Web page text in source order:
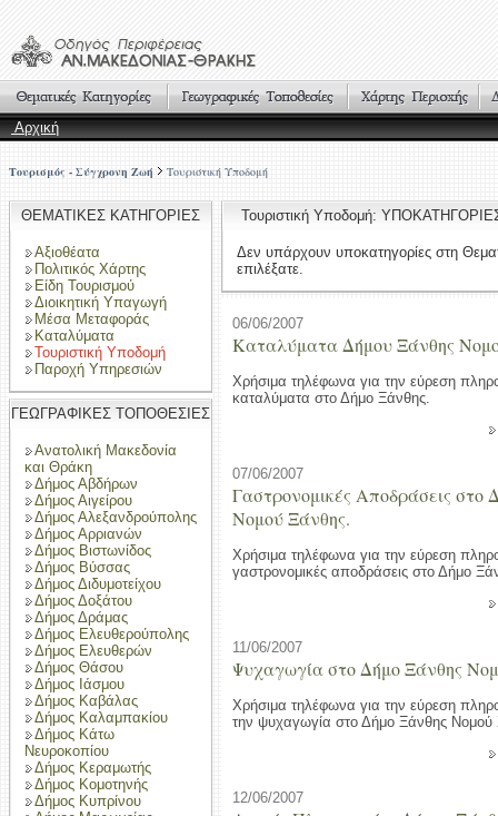
Αρχική
Τουρισμός - Σύγχρονη Ζωή Τουριστική Υποδομή
ΘΕΜΑΤΙΚΕΣ ΚΑΤΗΓΟΡΙΕΣ
Αξιοθέατα
Πολιτικός Χάρτης
Είδη Τουρισμού
Διοικητική Υπαγωγή
Μέσα Μεταφοράς
Καταλύματα
Τουριστική Υποδομή
Παροχή Υπηρεσιών
ΓΕΩΓΡΑΦΙΚΕΣ ΤΟΠΟΘΕΣΙΕΣ
Ανατολική Μακεδονία
και Θράκη
Δήμος Αβδήρων
Δήμος Αιγείρου
Δήμος Αλεξανδρούπολης
Δήμος Αρριανών
Δήμος Βιστωνίδος
Δήμος Βύσσας
Δήμος Διδυμοτείχου
Δήμος Δοξάτου
Δήμος Δράμας
Δήμος Ελευθερούπολης
Δήμος Ελευθερών
Δήμος Θάσου
Δήμος Ιάσμου
Δήμος Καβάλας
Δήμος Καλαμπακίου
Δήμος Κάτω
Νευροκοπίου
Δήμος Κεραμωτής
Δήμος Κομοτηνής
Δήμος Κυπρίνου
Τουριστική Υποδομή:
Δεν υπάρχουν υποκατηγορίες στη
επιλέξατε.
06/06/2007
Καταλύματα Δήμου Ξάνθης
Χρήσιμα τηλέφωνα για την εύρεση
καταλύματα στο Δήμο Ξάνθης.
07/06/2007
Γαστρονομικές Αποδράσεις στο
Νομού Ξάνθης.
Χρήσιμα τηλέφωνα για την εύρεση
γαστρονομικές αποδράσεις στο Δήμο
11/06/2007
Ψυχαγωγία στο Δήμο Ξάνθης
Χρήσιμα τηλέφωνα για την εύρεση
την ψυχαγωγία στο Δήμο Ξάνθης Νομού
12/06/2007